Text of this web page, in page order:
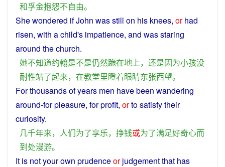
和孚金抱怨不自由。
Shewondered ifJohn wasstill on his knees, orhad
risen, with achild's impatience, and wasstaring
around thechurch.
她不知道约翰是不是仍然跪在地上， 还是因为小孩没
耐性站了起来， 在教堂里瞪着眼睛东张西望。
Forthousandsofyears men have been wandering
around-forpleasure, forprofit, ortosatisfytheir
curiosity.
几千年来， 人们为了享乐， 挣钱或为了满足好奇心而
到处漫游。
It is notyour own prudenceor judgementthat has